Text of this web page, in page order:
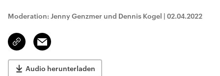
Moderation: Jenny Genzmer und Dennis Kogel | 02.04.2022
Link
kopieren/teilen
Email
Audio herunterladen